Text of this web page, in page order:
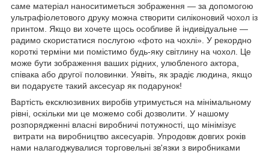
саме матеріал наноситиметься зображення — за допомогою
ультрафіолетового друку можна створити силіконовий чохол із
принтом. Якщо ви хочете щось особливе й індивідуальне —
радимо скористатися послугою «фото на чохлі». У рекордно
короткі терміни ми помістимо будь-яку світлину на чохол. Це
може бути зображення ваших рідних, улюбленого актора,
співака або другої половинки. Уявіть, як зрадіє людина, якщо
ви подаруєте такий аксесуар як подарунок!
Вартість ексклюзивних виробів утримується на мінімальному
рівні, оскільки ми це можемо собі дозволити. У нашому
розпорядженні власні виробничі потужності, що мінімізує
витрати на виробництво аксесуарів. Упродовж довгих років
нами налагоджувалися торговельні зв'язки з виробниками